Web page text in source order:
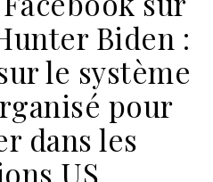
Biden :
le système
pour
dans les
US